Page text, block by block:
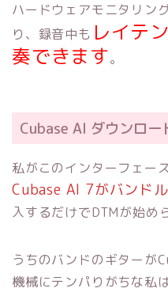
ハードウェアモニタリン
り、録音中も レイテ
奏できます。
Cubase AI ダウンロー
私がこのインターフェー
Cubase AI 7がバンド
入するだけでDTMが始め
うちのバンドのギターが
機械にテンパりがちな私